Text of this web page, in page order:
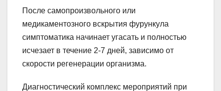
После самопроизвольного или
медикаментозного вскрытия фурункула
симптоматика начинает угасать и полностью
исчезает в течение 2-7 дней, зависимо от
скорости регенерации организма.
Диагностический комплекс мероприятий при